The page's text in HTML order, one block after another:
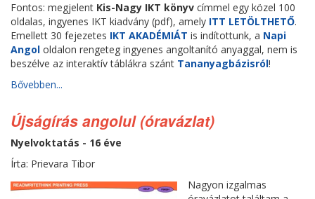
Fontos: megjelent Kis-Nagy IKT könyv címmel egy közel 100
oldalas, ingyenes IKT kiadvány (pdf), amely ITT LETÖLTHETŐ.
Emellett 30 fejezetes IKT AKADÉMIÁT is indítottunk, a Napi
Angol oldalon rengeteg ingyenes angoltanító anyaggal, nem is
beszélve az interaktív táblákra szánt Tananyagbázisról!
Bővebben...
Újságírás angolul (óravázlat)
Nyelvoktatás - 16 éve
Írta: Prievara Tibor
Nagyon izgalmas